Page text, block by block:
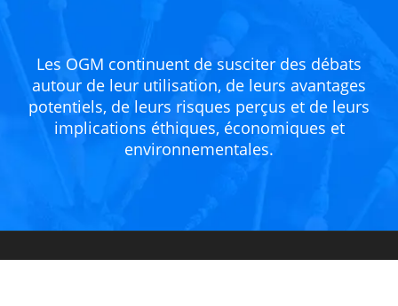
Les OGM continuent de susciter des débats
autour de leur utilisation, de leurs avantages
potentiels, de leurs risques perçus et de leurs
implications éthiques, économiques et
environnementales.